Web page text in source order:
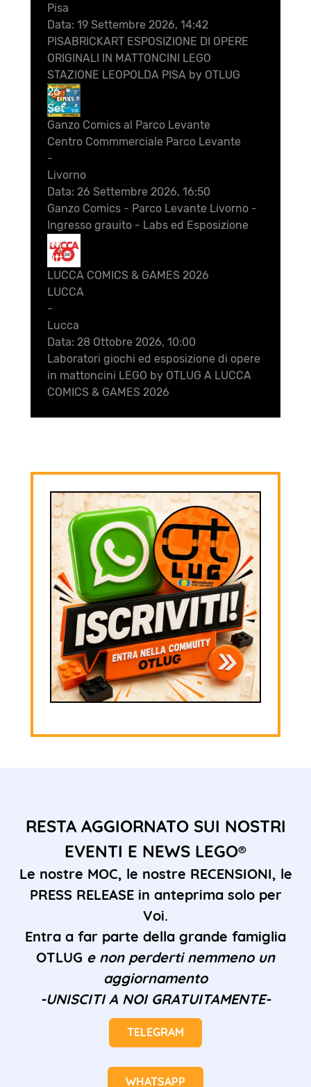
Pisa
Data: 19 Settembre 2026, 14:42
PISABRICKART ESPOSIZIONE DI OPERE
ORIGINALI IN MATTONCINI LEGO
STAZIONE LEOPOLDA PISA by OTLUG
26
Set
Ganzo Comics al Parco Levante
Centro Commmerciale Parco Levante
-
Livorno
Data: 26 Settembre 2026, 16:50
Ganzo Comics - Parco Levante Livorno -
Ingresso grauito - Labs ed Esposizione
28
Ott
LUCCA COMICS & GAMES 2026
LUCCA
-
Lucca
Data: 28 Ottobre 2026, 10:00
Laboratori giochi ed esposizione di opere
in mattoncini LEGO by OTLUG A LUCCA
COMICS & GAMES 2026
RESTA AGGIORNATO SUI NOSTRI
EVENTI E NEWS LEGO®
Le nostre MOC, le nostre RECENSIONI, le
PRESS RELEASE in anteprima solo per
Voi.
Entra a far parte della grande famiglia
OTLUG e non perderti nemmeno un
aggiornamento
-UNISCITI A NOI GRATUITAMENTE-
TELEGRAM
WHATSAPP